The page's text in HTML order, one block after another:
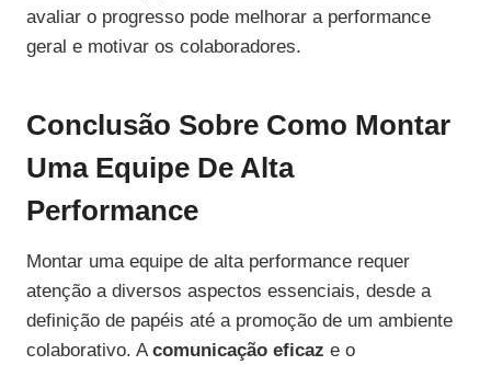
avaliar o progresso pode melhorar a performance
geral e motivar os colaboradores.
Conclusão Sobre Como Montar
Uma Equipe De Alta
Performance
Montar uma equipe de alta performance requer
atenção a diversos aspectos essenciais, desde a
definição de papéis até a promoção de um ambiente
colaborativo. Acomunicação eficaz e o